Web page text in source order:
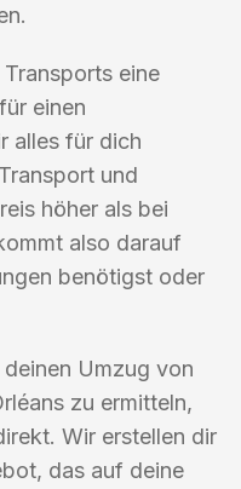
eine
einen
alles für dich
und
höher als bei
also darauf
benötigst oder
Umzug von
zu ermitteln,
Wir erstellen dir
das auf deine